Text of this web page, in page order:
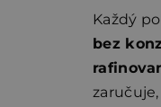
Každý
bez